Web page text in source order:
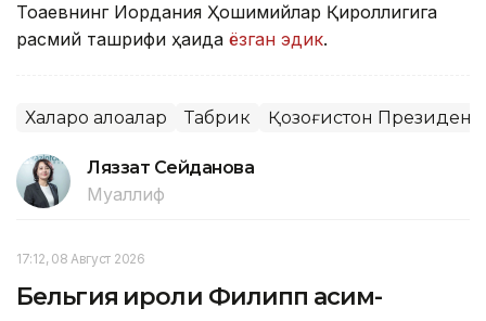
Тоқаевнинг Иордания Ҳошимийлар Қироллигига
расмий ташрифи ҳақида ёзган эдик.
Халқаро алоқалар Табрик Қозоғистон
Ляззат Сейданова
Муаллиф
17:12, 08 Август 2026
Бельгия Қироли Филипп Қасим-